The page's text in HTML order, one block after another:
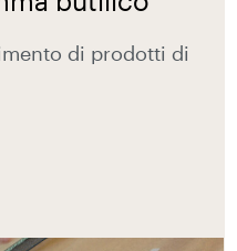
di prodotti di